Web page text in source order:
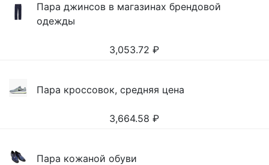
Пара джинсов в магазинах брендовой
одежды
3,053.72 ₽
Пара кроссовок, средняя цена
3,664.58 ₽
Пара кожаной обуви